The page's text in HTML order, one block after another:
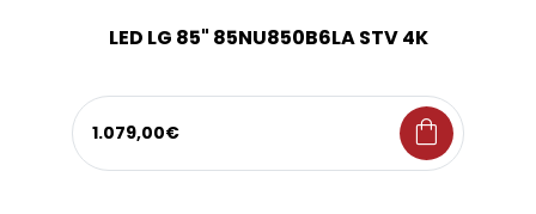
LED LG 85" 85NU850B6LA STV 4K
1.079,00€ shopping_bag